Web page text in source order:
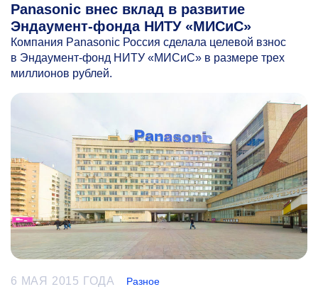
Panasonic внес вклад в развитие
Эндаумент-фонда НИТУ «МИСиС»
Компания Panasonic Россия сделала целевой взнос
в Эндаумент-фонд НИТУ «МИСиС» в размере трех
миллионов рублей.
6 МАЯ 2015 ГОДА Разное